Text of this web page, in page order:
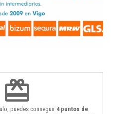
redeem
puedes conseguir 4puntos de